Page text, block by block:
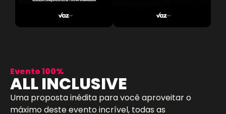
Evento 100%
ALL INCLUSIVE
Uma proposta inédita para você aproveitar o
máximo deste evento incrível, todas as